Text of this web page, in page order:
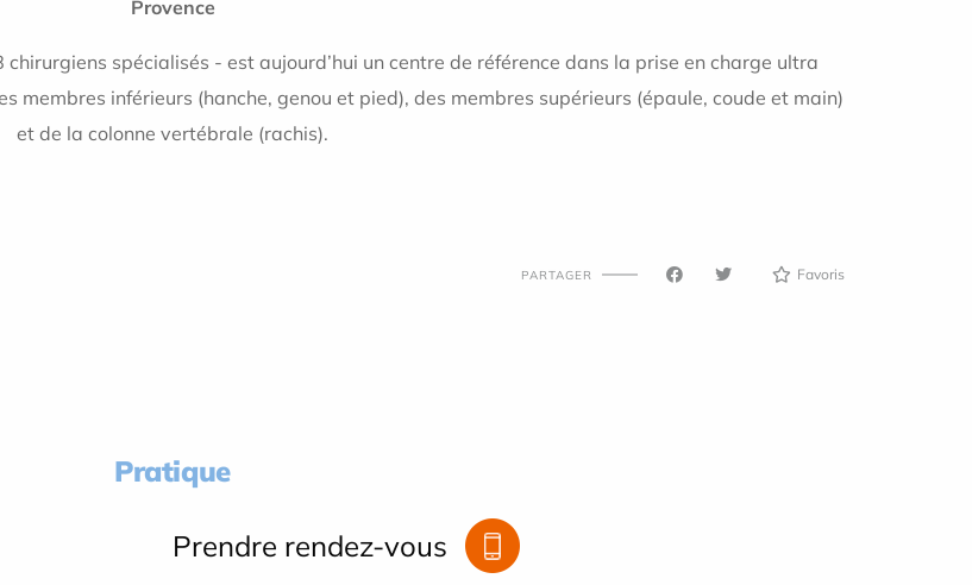
Provence
spécialisés - est aujourd’hui un centre de référence dans la prise en charge ultra
membres inférieurs (hanche, genou et pied), des membres supérieurs (épaule, coude et main)
et de la colonne vertébrale (rachis).
PARTAGER Favoris
Pratique
Prendre rendez-vous